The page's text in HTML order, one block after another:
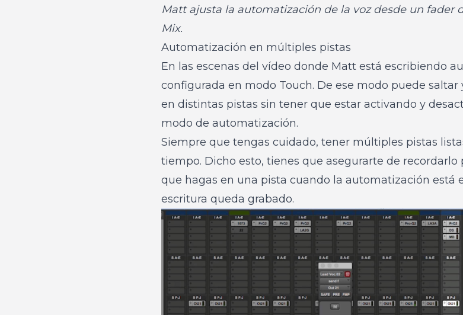
Matt ajusta la automatización de la voz desde un fader
Mix.
Automatización en múltiples pistas
En las escenas del vídeo donde Matt está escribiendo
configurada en modo Touch. De ese modo puede
en distintas pistas sin tener que estar activando y
modo de automatización.
Siempre que tengas cuidado, tener múltiples pistas
tiempo. Dicho esto, tienes que asegurarte de
que hagas en una pista cuando la automatización está
escritura queda grabado.